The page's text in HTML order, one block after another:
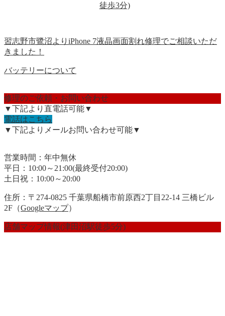
徒歩3分)
習志野市鷺沼よりiPhone 7液晶画面割れ修理でご相談いただ
きました！
バッテリーについて
修理のご依頼・お問い合わせ
▼下記より直電話可能▼
電話はこちら
▼下記よりメールお問い合わせ可能▼
営業時間：年中無休
平日：10:00～21:00(最終受付20:00)
土日祝：10:00～20:00
住所：〒274-0825 千葉県船橋市前原西2丁目22-14 三橋ビル
2F（Googleマップ）
店舗マップ情報(津田沼駅徒歩5分)